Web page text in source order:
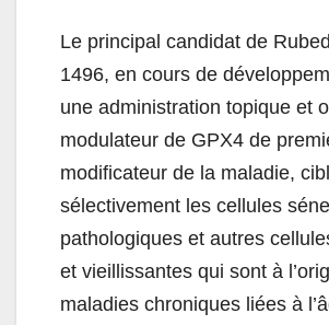
Le principal candidat de
1496, en cours de
une administration topique et
modulateur de GPX4 de
modificateur de la maladie,
sélectivement les cellules
pathologiques et autres
et vieillissantes qui sont à
maladies chroniques liées à